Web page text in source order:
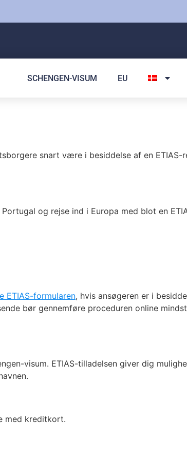
SCHENGEN-VISUM EU
snart være i besiddelse af en ETIAS-
Portugal og rejse ind i Europa med blot en
ETIAS-formularen, hvis ansøgeren er i
bør gennemføre proceduren online
visum. ETIAS-tilladelsen giver dig
med kreditkort.